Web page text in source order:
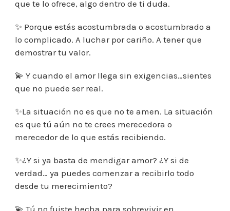
que te lo ofrece, algo dentro de ti duda.
✨ Porque estás acostumbrada o acostumbrado a
lo complicado. A luchar por cariño. A tener que
demostrar tu valor.
💫 Y cuando el amor llega sin exigencias…sientes
que no puede ser real.
✨La situación no es que no te amen. La situación
es que tú aún no te crees merecedora o
merecedor de lo que estás recibiendo.
✨¿Y si ya basta de mendigar amor? ¿Y si de
verdad… ya puedes comenzar a recibirlo todo
desde tu merecimiento?
💫 Tú no fuiste hecha para sobrevivir en